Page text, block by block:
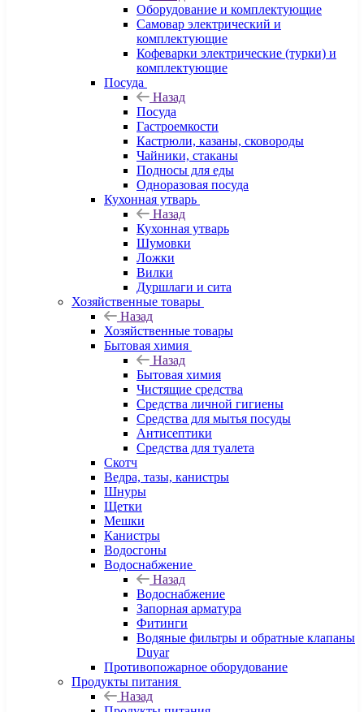
Оборудование и комплектующие
Самовар электрический и
комплектующие
Кофеварки электрические (турки) и
комплектующие
Посуда
Назад
Посуда
Гастроемкости
Кастрюли, казаны, сковороды
Чайники, стаканы
Подносы для еды
Одноразовая посуда
Кухонная утварь
Назад
Кухонная утварь
Шумовки
Ложки
Вилки
Дуршлаги и сита
Хозяйственные товары
Назад
Хозяйственные товары
Бытовая химия
Назад
Бытовая химия
Чистящие средства
Средства личной гигиены
Средства для мытья посуды
Антисептики
Средства для туалета
Скотч
Ведра, тазы, канистры
Шнуры
Щетки
Мешки
Канистры
Водосгоны
Водоснабжение
Назад
Водоснабжение
Запорная арматура
Фитинги
Водяные фильтры и обратные клапаны
Duyar
Противопожарное оборудование
Продукты питания
Назад